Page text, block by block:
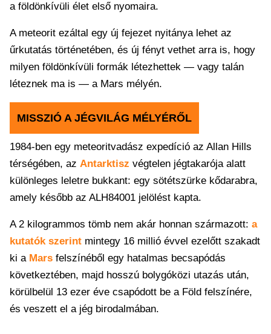
a földönkívüli élet első nyomaira.
A meteorit ezáltal egy új fejezet nyitánya lehet az
űrkutatás történetében, és új fényt vethet arra is, hogy
milyen földönkívüli formák létezhettek — vagy talán
léteznek ma is — a Mars mélyén.
MISSZIÓ A JÉGVILÁG MÉLYÉRŐL
1984-ben egy meteoritvadász expedíció az Allan Hills
térségében, az Antarktisz végtelen jégtakarója alatt
különleges leletre bukkant: egy sötétszürke kődarabra,
amely később az ALH84001 jelölést kapta.
A 2 kilogrammos tömb nem akár honnan származott: a
kutatók szerint mintegy 16 millió évvel ezelőtt szakadt
ki a Mars felszínéből egy hatalmas becsapódás
következtében, majd hosszú bolygóközi utazás után,
körülbelül 13 ezer éve csapódott be a Föld felszínére,
és veszett el a jég birodalmában.